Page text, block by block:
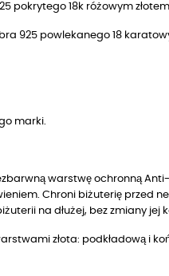
pokrytego 18k różowym
925 powlekanego 18
marki.
warstwę ochronną Anti-
Chroni biżuterię przed
na dłużej, bez zmiany jej
złota: podkładową i